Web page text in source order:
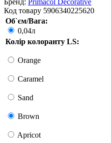
Код товару 5906340225620
Об`єм/Вага:
0,04л
Колір колоранту LS:
Orange
Caramel
Sand
Brown
Apricot